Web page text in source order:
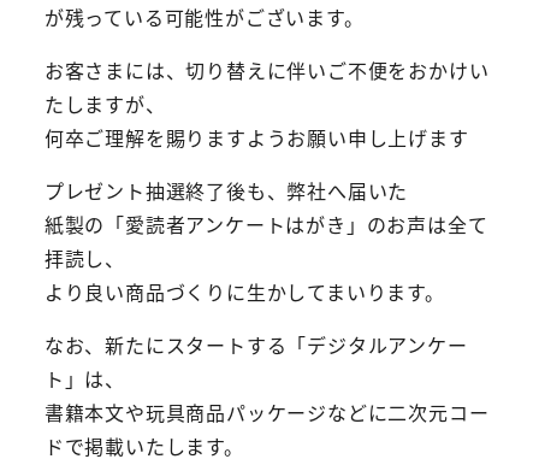
が残っている可能性がございます。
お客さまには、切り替えに伴いご不便をおかけい
たしますが、
何卒ご理解を賜りますようお願い申し上げます
プレゼント抽選終了後も、弊社へ届いた
紙製の「愛読者アンケートはがき」のお声は全て
拝読し、
より良い商品づくりに生かしてまいります。
なお、新たにスタートする「デジタルアンケー
ト」は、
書籍本文や玩具商品パッケージなどに二次元コー
ドで掲載いたします。